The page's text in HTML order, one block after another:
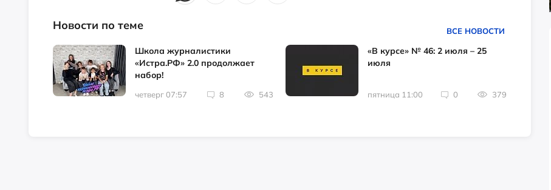
Новости по теме ВСЕ НОВОСТИ
Школа журналистики
«Истра.РФ» 2.0 продолжает
набор!
четверг 07:57 8 543
«В курсе» № 46: 2 июля – 25
июля
пятница 11:00 0 379